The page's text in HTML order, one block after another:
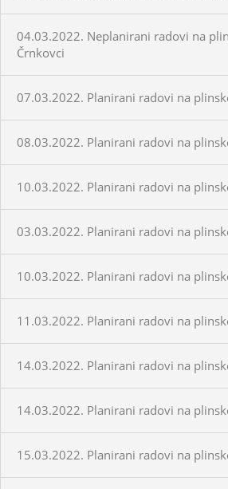
04.03.2022. Neplanirani radovi na
Črnkovci
07.03.2022. Planirani radovi na
08.03.2022. Planirani radovi na
10.03.2022. Planirani radovi na
03.03.2022. Planirani radovi na
10.03.2022. Planirani radovi na
11.03.2022. Planirani radovi na
14.03.2022. Planirani radovi na
14.03.2022. Planirani radovi na
15.03.2022. Planirani radovi na